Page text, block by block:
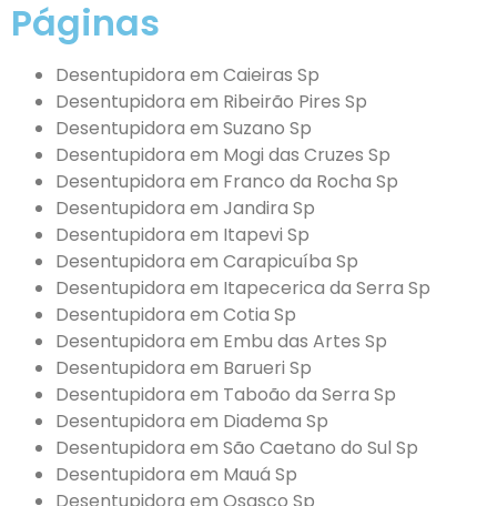
Páginas
Desentupidora em Caieiras Sp
Desentupidora em Ribeirão Pires Sp
Desentupidora em Suzano Sp
Desentupidora em Mogi das Cruzes Sp
Desentupidora em Franco da Rocha Sp
Desentupidora em Jandira Sp
Desentupidora em Itapevi Sp
Desentupidora em Carapicuíba Sp
Desentupidora em Itapecerica da Serra Sp
Desentupidora em Cotia Sp
Desentupidora em Embu das Artes Sp
Desentupidora em Barueri Sp
Desentupidora em Taboão da Serra Sp
Desentupidora em Diadema Sp
Desentupidora em São Caetano do Sul Sp
Desentupidora em Mauá Sp
Desentupidora em Osasco Sp